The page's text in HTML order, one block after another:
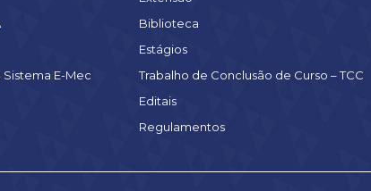
E-Mec
Biblioteca
Estágios
Trabalho de Conclusão de Curso – TCC
Editais
Regulamentos